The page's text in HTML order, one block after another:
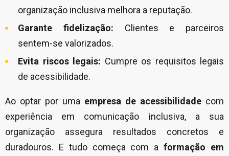
organização inclusiva melhora a reputação.
Garante fidelização: Clientes e parceiros
sentem-se valorizados.
Evita riscos legais: Cumpre os requisitos legais
de acessibilidade.
Ao optar por uma empresa de acessibilidade com
experiência em comunicação inclusiva, a sua
organização assegura resultados concretos e
duradouros. E tudo começa com aformação em